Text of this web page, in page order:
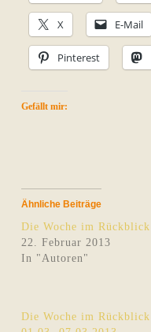
X E-Mail
Pinterest
Gefällt mir:
Ähnliche Beiträge
Die Woche im Rückblick
22. Februar 2013
In "Autoren"
Die Woche im Rückblick